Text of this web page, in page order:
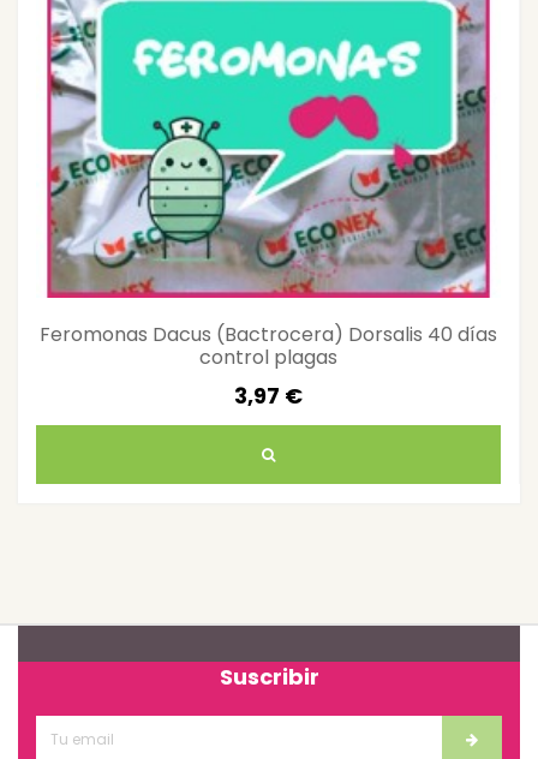
Feromonas Dacus (Bactrocera) Dorsalis 40 días
control plagas
3,97 €
Suscribir